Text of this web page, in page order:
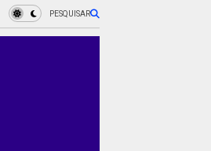
PESQUISAR